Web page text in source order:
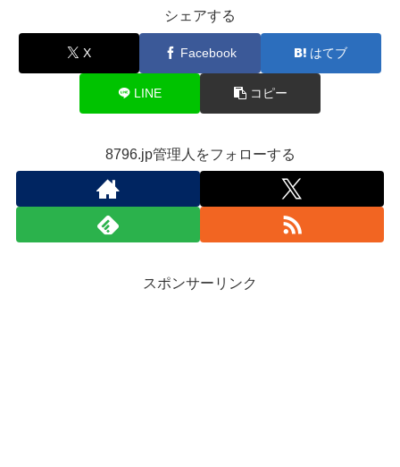
シェアする
X Facebook はてブ
LINE コピー
8796.jp管理人をフォローする
スポンサーリンク